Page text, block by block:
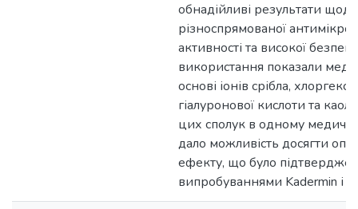
обнадійливі результати щодо
різноспрямованої
активності та високої
використання показали
основі іонів срібла,
гіалуронової кислоти та
цих сполук в одному
дало можливість досягти
ефекту, що було
випробуваннями Kadermin і